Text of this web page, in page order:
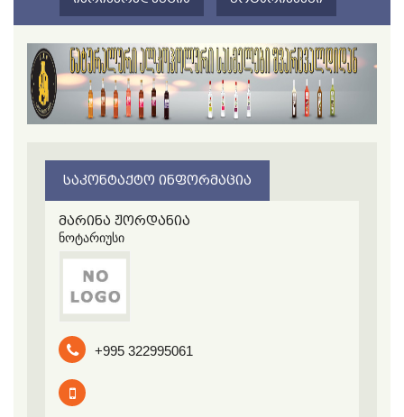
ᲡᲐᲙᲝᲜᲢᲐᲥᲢᲝ ᲘᲜᲤᲝᲠᲛᲐᲪᲘᲐ
მარინა ჟორდანია
ნოტარიუსი
+995 322995061